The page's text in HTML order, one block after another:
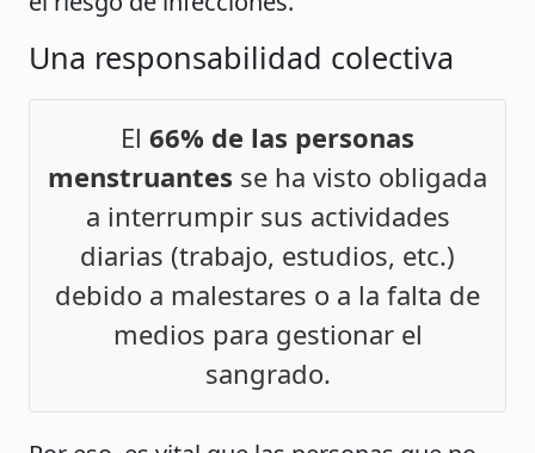
Una responsabilidad colectiva
El 66% de las personas
menstruantes se ha visto obligada
a interrumpir sus actividades
diarias (trabajo, estudios, etc.)
debido a malestares o a la falta de
medios para gestionar el
sangrado.